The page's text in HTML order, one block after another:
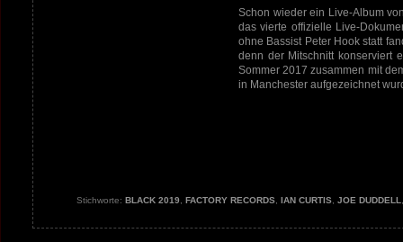
Schon wieder ein Live-Album
das vierte offizielle Live-
ohne Bassist Peter Hook statt
denn der Mitschnitt konserviert
Sommer 2017 zusammen mit
in Manchester aufgezeichnet
Stichworte: BLACK 2019 FACTORY RECORDS IAN CURTIS JOE DUDDELL